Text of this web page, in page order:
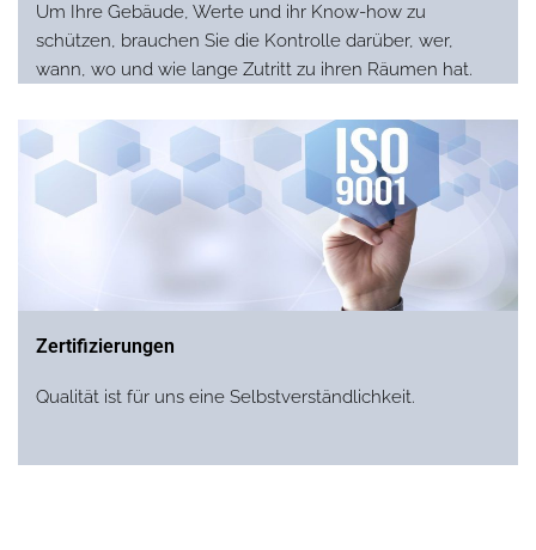
Um Ihre Gebäude, Werte und ihr Know-how zu
schützen, brauchen Sie die Kontrolle darüber, wer,
wann, wo und wie lange Zutritt zu ihren Räumen hat.
Zertifizierungen
Qualität ist für uns eine Selbstverständlichkeit.